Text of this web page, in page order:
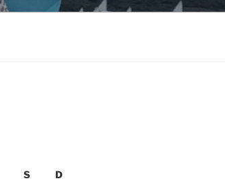
S D